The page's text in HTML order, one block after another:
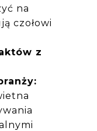
na
czołowi
z